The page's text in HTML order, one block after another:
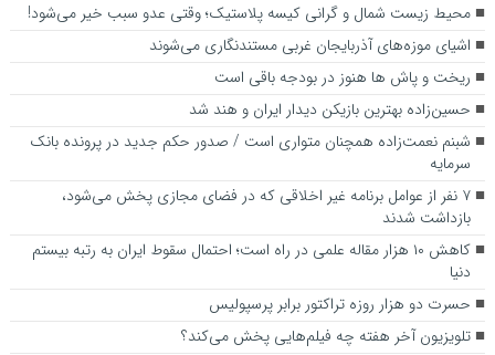
محیط زیست شمال و گرانی کیسه پلاستیک؛ وقتی عدو سبب خیر می‌شود!
اشیای موزه‌های آذربایجان غربی مستندنگاری می‌شوند
ریخت و پاش ها هنوز در بودجه باقی است
حسین‌زاده بهترین بازیکن دیدار ایران و هند شد
شبنم نعمت‌زاده همچنان متواری است / صدور حکم جدید در پرونده بانک
سرمایه
۷ نفر از عوامل برنامه غیر اخلاقی که در فضای مجازی پخش می‌شود،
بازداشت شدند
کاهش ۱۰ هزار مقاله علمی در راه است؛ احتمال سقوط ایران به رتبه بیستم
دنیا
حسرت دو هزار روزه تراکتور برابر پرسپولیس
تلویزیون آخر هفته چه فیلم‌هایی پخش می‌کند؟